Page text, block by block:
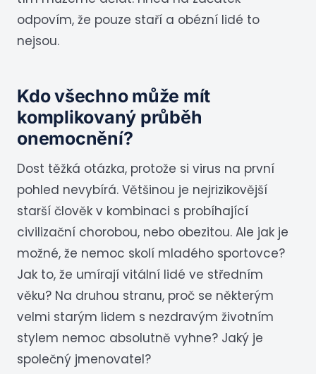
odpovím, že pouze staří a obézní lidé to
nejsou.
Kdo všechno může mít
komplikovaný průběh
onemocnění?
Dost těžká otázka, protože si virus na první
pohled nevybírá. Většinou je nejrizikovější
starší člověk v kombinaci s probíhající
civilizační chorobou, nebo obezitou. Ale jak je
možné, že nemoc skolí mladého sportovce?
Jak to, že umírají vitální lidé ve středním
věku? Na druhou stranu, proč se některým
velmi starým lidem s nezdravým životním
stylem nemoc absolutně vyhne? Jaký je
společný jmenovatel?